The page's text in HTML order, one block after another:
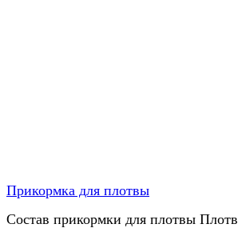
Прикормка для плотвы
Состав прикормки для плотвы